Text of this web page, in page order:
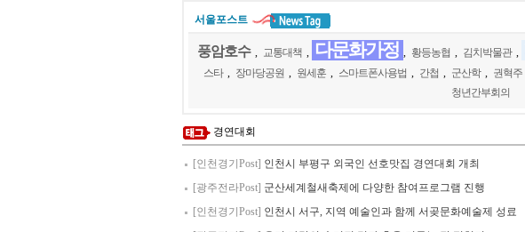
서울포스트
풍암호수 교통대책 다문화가정 황등농협 김치박물관
스타
장마당공원 원세훈 스마트폰사용법 간첩 군산학 권혁주
청년간부회의
경연대회
[인천경기Post] 인천시 부평구 외국인 선호맛집 경연대회 개최
[광주전라Post] 군산세계철새축제에 다양한 참여프로그램 진행
[인천경기Post] 인천시 서구, 지역 예술인과 함께 서곶문화예술제 성료